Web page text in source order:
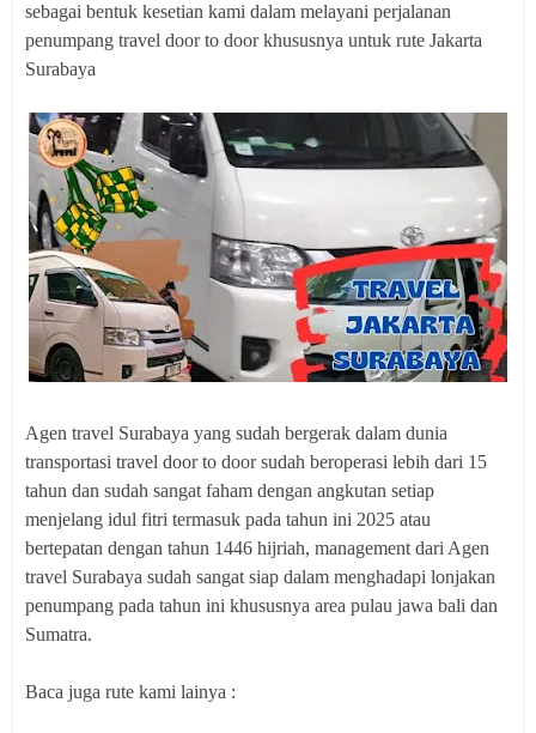
sebagai bentuk kesetian kami dalam melayani perjalanan
penumpang travel door to door khususnya untuk rute Jakarta
Surabaya
Agen travel Surabaya yang sudah bergerak dalam dunia
transportasi travel door to door sudah beroperasi lebih dari 15
tahun dan sudah sangat faham dengan angkutan setiap
menjelang idul fitri termasuk pada tahun ini 2025 atau
bertepatan dengan tahun 1446 hijriah, management dari Agen
travel Surabaya sudah sangat siap dalam menghadapi lonjakan
penumpang pada tahun ini khususnya area pulau jawa bali dan
Sumatra.
Baca juga rute kami lainya :